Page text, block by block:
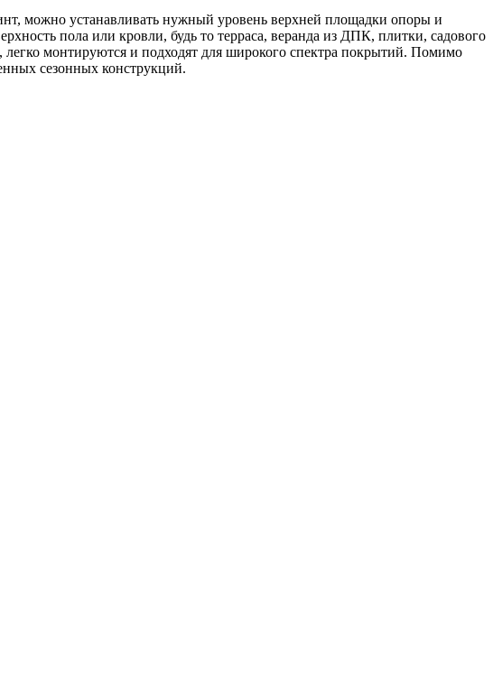
можно устанавливать нужный уровень верхней площадки опоры и
пола или кровли, будь то терраса, веранда из ДПК, плитки, садового
монтируются и подходят для широкого спектра покрытий. Помимо
сезонных конструкций.